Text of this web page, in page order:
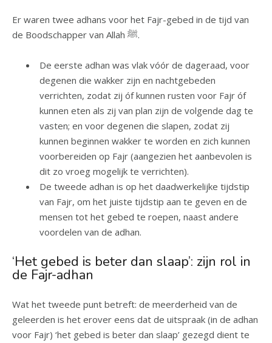
Er waren twee adhans voor het Fajr-gebed in de tijd van
de Boodschapper van Allah ﷺ.
De eerste adhan was vlak vóór de dageraad, voor
degenen die wakker zijn en nachtgebeden
verrichten, zodat zij óf kunnen rusten voor Fajr óf
kunnen eten als zij van plan zijn de volgende dag te
vasten; en voor degenen die slapen, zodat zij
kunnen beginnen wakker te worden en zich kunnen
voorbereiden op Fajr (aangezien het aanbevolen is
dit zo vroeg mogelijk te verrichten).
De tweede adhan is op het daadwerkelijke tijdstip
van Fajr, om het juiste tijdstip aan te geven en de
mensen tot het gebed te roepen, naast andere
voordelen van de adhan.
‘Het gebed is beter dan slaap’: zijn rol in
de Fajr-adhan
Wat het tweede punt betreft: de meerderheid van de
geleerden is het erover eens dat de uitspraak (in de adhan
voor Fajr) ‘het gebed is beter dan slaap’ gezegd dient te